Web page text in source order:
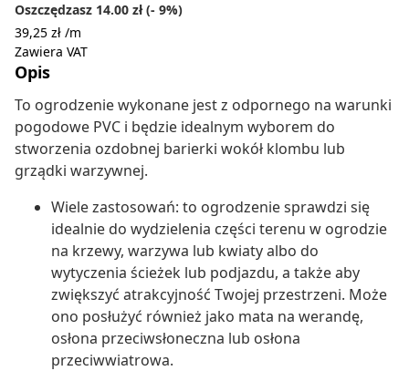
Oszczędzasz 14.00 zł (- 9%)
39,25 zł /m
Zawiera VAT
Opis
To ogrodzenie wykonane jest z odpornego na warunki
pogodowe PVC i będzie idealnym wyborem do
stworzenia ozdobnej barierki wokół klombu lub
grządki warzywnej.
Wiele zastosowań: to ogrodzenie sprawdzi się
idealnie do wydzielenia części terenu w ogrodzie
na krzewy, warzywa lub kwiaty albo do
wytyczenia ścieżek lub podjazdu, a także aby
zwiększyć atrakcyjność Twojej przestrzeni. Może
ono posłużyć również jako mata na werandę,
osłona przeciwsłoneczna lub osłona
przeciwwiatrowa.